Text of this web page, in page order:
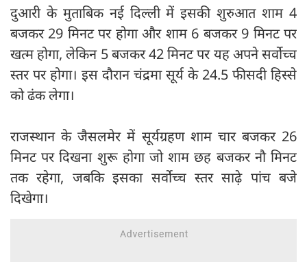
दुआरी के मुताबिक नई दिल्ली में इसकी शुरुआत शाम 4
बजकर 29 मिनट पर होगा और शाम 6 बजकर 9 मिनट पर
खत्म होगा, लेकिन 5 बजकर 42 मिनट पर यह अपने सर्वोच्च
स्तर पर होगा। इस दौरान चंद्रमा सूर्य के 24.5 फीसदी हिस्से
को ढंक लेगा।
राजस्थान के जैसलमेर में सूर्यग्रहण शाम चार बजकर 26
मिनट पर दिखना शुरू होगा जो शाम छह बजकर नौ मिनट
तक रहेगा, जबकि इसका सर्वोच्च स्तर साढ़े पांच बजे
दिखेगा।